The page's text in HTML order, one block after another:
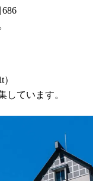
しています。